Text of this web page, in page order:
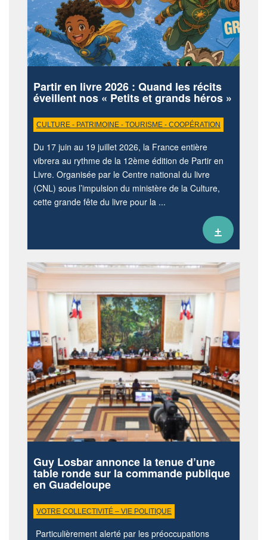
Partir en livre 2026 : Quand les récits
éveillent nos « Petits et grands héros »
CULTURE - PATRIMOINE - TOURISME - COOPÉRATION
Du 17 juin au 19 juillet 2026, la France entière
vibrera au rythme de la 12ème édition de Partir en
Livre. Organisée par le Centre national du livre
(CNL) sous l’impulsion du ministère de la Culture,
cette grande fête du livre pour la ...
+
Guy Losbar annonce la tenue d’une
table ronde sur la commande publique
en Guadeloupe
VOTRE COLLECTIVITÉ – VIE POLITIQUE
Particulièrement alerté par les préoccupations